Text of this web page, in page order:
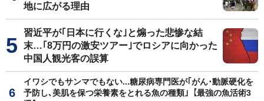
地に広がる理由
習近平が｢日本に行くな｣と煽った悲惨な結
末…｢8万円の激安ツアー｣でロシアに向かった
中国人観光客の誤算
イワシでもサンマでもない...糖尿病専門医が｢がん･動脈硬化を
予防し､美肌を保つ栄養素をとれる魚の種類｣【最強の魚活術3